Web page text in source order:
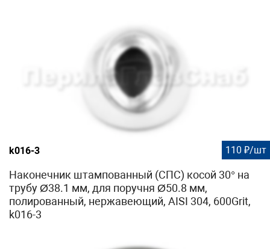
k016-3 110 ₽/шт
Наконечник штампованный (СПС) косой 30° на
трубу Ø38.1 мм, для поручня Ø50.8 мм,
полированный, нержавеющий, AISI 304, 600Grit,
k016-3